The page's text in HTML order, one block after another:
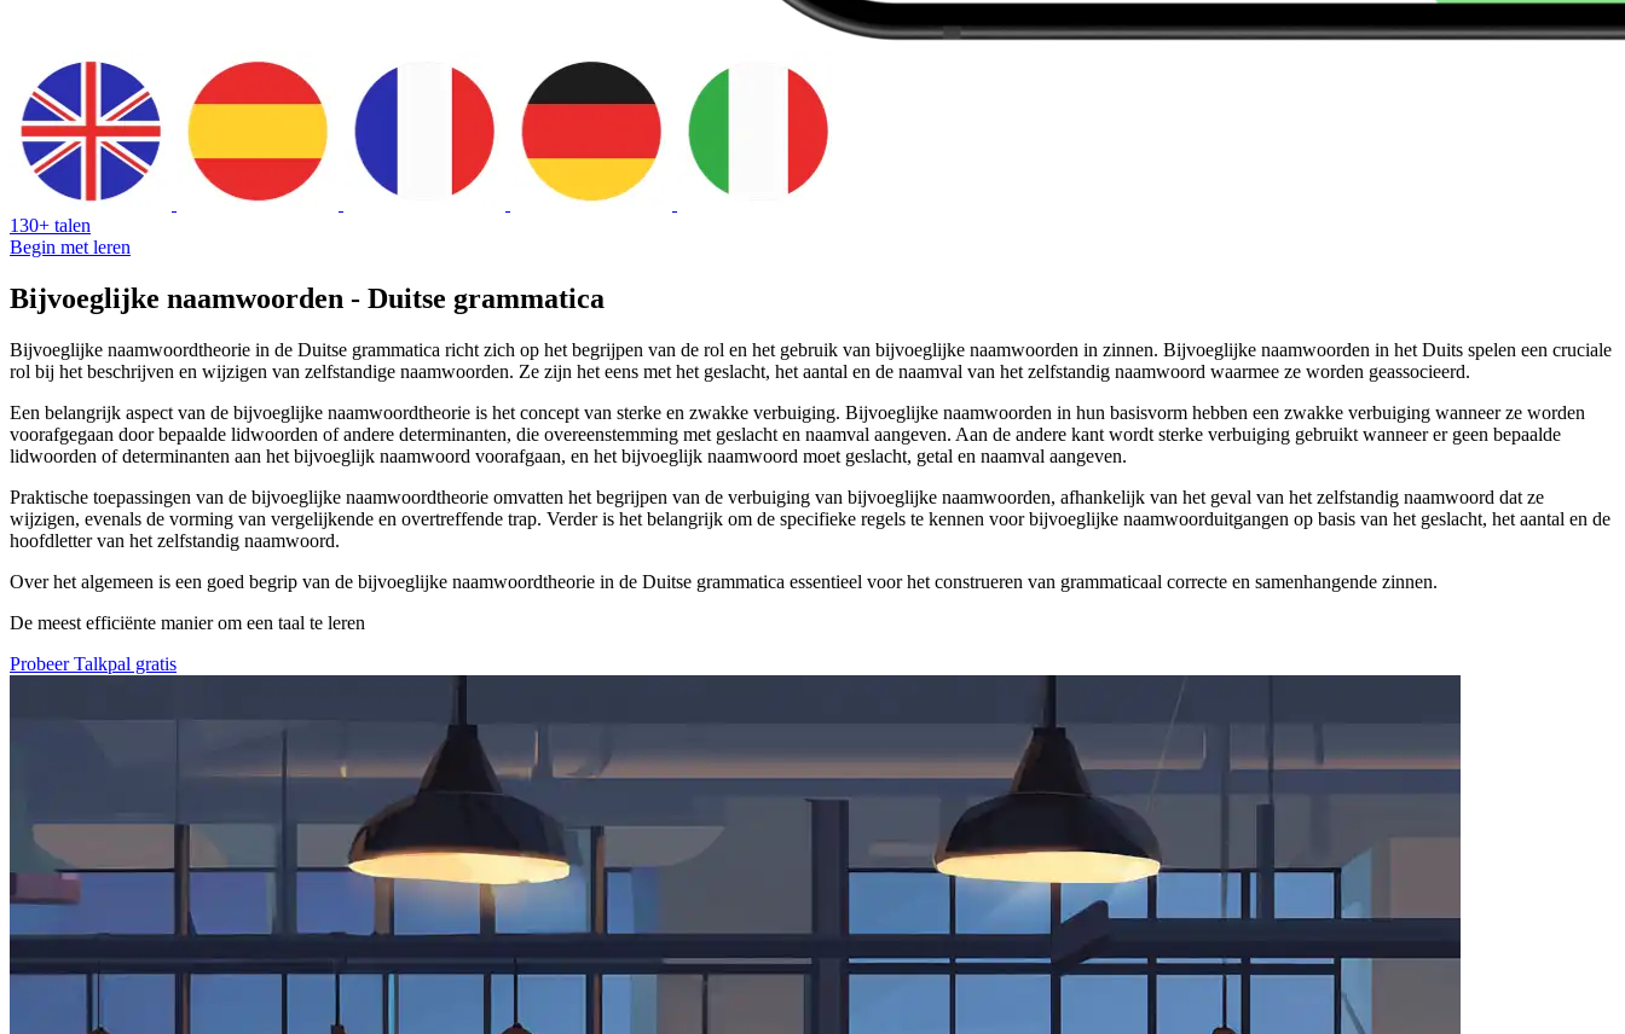
130+ talen
Begin met leren
Bijvoeglijke naamwoorden - Duitse grammatica
Bijvoeglijke naamwoordtheorie in de Duitse grammatica richt zich op het begrijpen van de rol en het gebruik van bijvoeglijke naamwoorden in zinnen. Bijvoeglijke naamwoorden in het Duits spelen een cruciale
rol bij het beschrijven en wijzigen van zelfstandige naamwoorden. Ze zijn het eens met het geslacht, het aantal en de naamval van het zelfstandig naamwoord waarmee ze worden geassocieerd.
Een belangrijk aspect van de bijvoeglijke naamwoordtheorie is het concept van sterke en zwakke verbuiging. Bijvoeglijke naamwoorden in hun basisvorm hebben een zwakke verbuiging wanneer ze worden
voorafgegaan door bepaalde lidwoorden of andere determinanten, die overeenstemming met geslacht en naamval aangeven. Aan de andere kant wordt sterke verbuiging gebruikt wanneer er geen bepaalde
lidwoorden of determinanten aan het bijvoeglijk naamwoord voorafgaan, en het bijvoeglijk naamwoord moet geslacht, getal en naamval aangeven.
Praktische toepassingen van de bijvoeglijke naamwoordtheorie omvatten het begrijpen van de verbuiging van bijvoeglijke naamwoorden, afhankelijk van het geval van het zelfstandig naamwoord dat ze
wijzigen, evenals de vorming van vergelijkende en overtreffende trap. Verder is het belangrijk om de specifieke regels te kennen voor bijvoeglijke naamwoorduitgangen op basis van het geslacht, het aantal en de
hoofdletter van het zelfstandig naamwoord.
Over het algemeen is een goed begrip van de bijvoeglijke naamwoordtheorie in de Duitse grammatica essentieel voor het construeren van grammaticaal correcte en samenhangende zinnen.
De meest efficiënte manier om een taal te leren
Probeer Talkpal gratis